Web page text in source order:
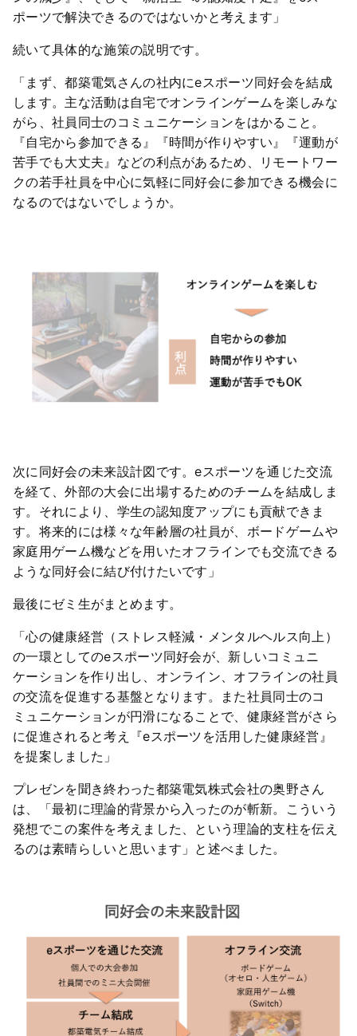
ポーツで解決できるのではないかと考えます」
続いて具体的な施策の説明です。
「まず、都築電気さんの社内にeスポーツ同好会を結成
します。主な活動は自宅でオンラインゲームを楽しみな
がら、社員同士のコミュニケーションをはかること。
『自宅から参加できる』『時間が作りやすい』『運動が
苦手でも大丈夫』などの利点があるため、リモートワー
クの若手社員を中心に気軽に同好会に参加できる機会に
なるのではないでしょうか。
次に同好会の未来設計図です。eスポーツを通じた交流
を経て、外部の大会に出場するためのチームを結成しま
す。それにより、学生の認知度アップにも貢献できま
す。将来的には様々な年齢層の社員が、ボードゲームや
家庭用ゲーム機などを用いたオフラインでも交流できる
ような同好会に結び付けたいです」
最後にゼミ生がまとめます。
「心の健康経営（ストレス軽減・メンタルヘルス向上）
の一環としてのeスポーツ同好会が、新しいコミュニ
ケーションを作り出し、オンライン、オフラインの社員
の交流を促進する基盤となります。また社員同士のコ
ミュニケーションが円滑になることで、健康経営がさら
に促進されると考え『eスポーツを活用した健康経営』
を提案しました」
プレゼンを聞き終わった都築電気株式会社の奥野さん
は、「最初に理論的背景から入ったのが斬新。こういう
発想でこの案件を考えました、という理論的支柱を伝え
るのは素晴らしいと思います」と述べました。